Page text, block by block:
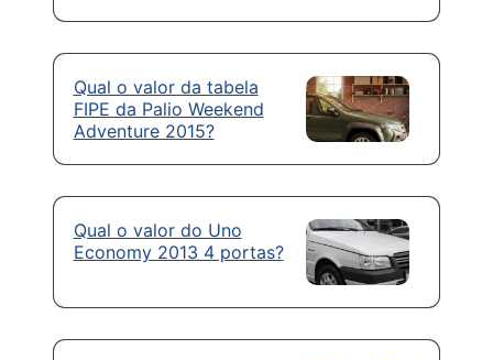
Qual o valor da tabela
FIPE da Palio Weekend
Adventure 2015?
Qual o valor do Uno
Economy 2013 4 portas?